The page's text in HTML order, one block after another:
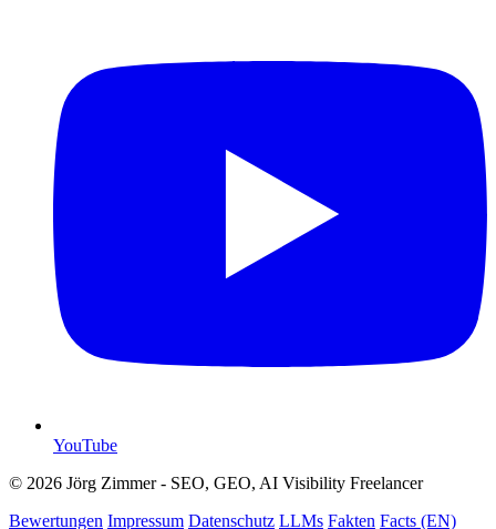
YouTube
© 2026 Jörg Zimmer - SEO, GEO, AI Visibility Freelancer
Bewertungen Impressum Datenschutz LLMs Fakten Facts (EN)